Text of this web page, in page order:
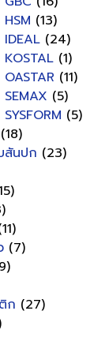
(13)
IDEAL (24)
(1)
(11)
(5)
(5)
(18)
สันปก (23)
(7)
ก (27)